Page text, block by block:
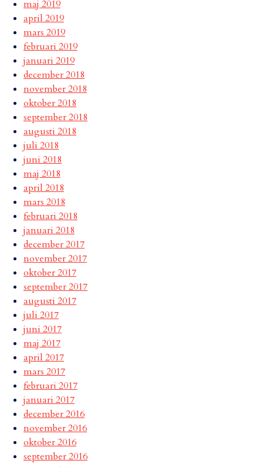
maj 2019
april 2019
mars 2019
februari 2019
januari 2019
december 2018
november 2018
oktober 2018
september 2018
augusti 2018
juli 2018
juni 2018
maj 2018
april 2018
mars 2018
februari 2018
januari 2018
december 2017
november 2017
oktober 2017
september 2017
augusti 2017
juli 2017
juni 2017
maj 2017
april 2017
mars 2017
februari 2017
januari 2017
december 2016
november 2016
oktober 2016
september 2016